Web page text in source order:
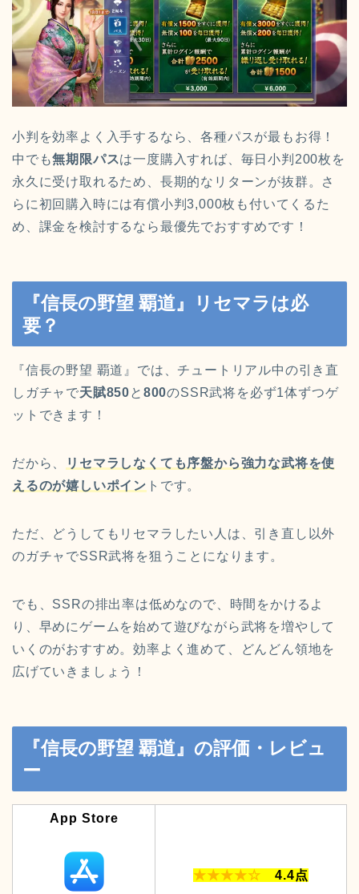
小判を効率よく入手するなら、各種パスが最もお得！
中でも無期限パスは一度購入すれば、毎日小判200枚を
永久に受け取れるため、長期的なリターンが抜群。さ
らに初回購入時には有償小判3,000枚も付いてくるた
め、課金を検討するなら最優先でおすすめです！
『信長の野望 覇道』リセマラは必
要？
『信長の野望 覇道』では、チュートリアル中の引き直
しガチャで天賦850と 800のSSR武将を必ず1体ずつゲ
ットできます！
だから、
リセマラしなくても序盤から強力な武将を使
えるのが嬉しいポイン トです。
ただ、どうしてもリセマラしたい人は、引き直し以外
のガチャでSSR武将を狙うことになります。
でも、SSRの排出率は低めなので、時間をかけるよ
り、早めにゲームを始めて遊びながら武将を増やして
いくのがおすすめ。効率よく進めて、どんどん領地を
広げていきましょう！
『信長の野望 覇道』の評価・レビュ
ー
App Store
★★★★☆ 4.4点